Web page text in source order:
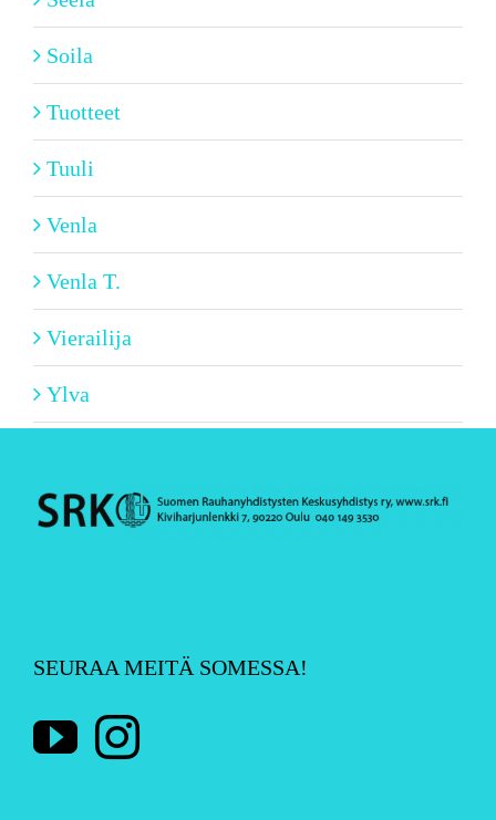
Soila
Tuotteet
Tuuli
Venla
Venla T.
Vierailija
Ylva
SEURAA MEITÄ SOMESSA!